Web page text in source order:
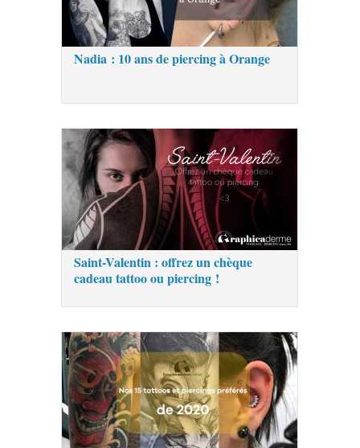
Nadia : 10 ans de piercing à Orange
Saint-Valentin : offrez un chèque
cadeau tattoo ou piercing !